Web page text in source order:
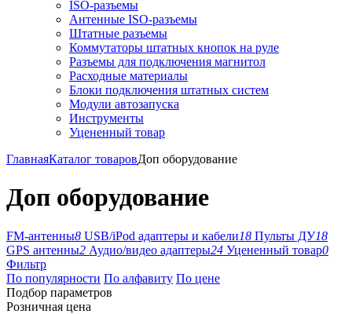
ISO-разъемы
Антенные ISO-разъемы
Штатные разъемы
Коммутаторы штатных кнопок на руле
Разъемы для подключения магнитол
Расходные материалы
Блоки подключения штатных систем
Модули автозапуска
Инструменты
Уцененный товар
ГлавнаяКаталог товаровДоп оборудование
Доп оборудование
FM-антенны8 USB/iPod адаптеры и кабели18 Пульты ДУ18
GPS антенны2 Аудио/видео адаптеры24 Уцененный товар0
Фильтр
По популярности По алфавиту По цене
Подбор параметров
Розничная цена